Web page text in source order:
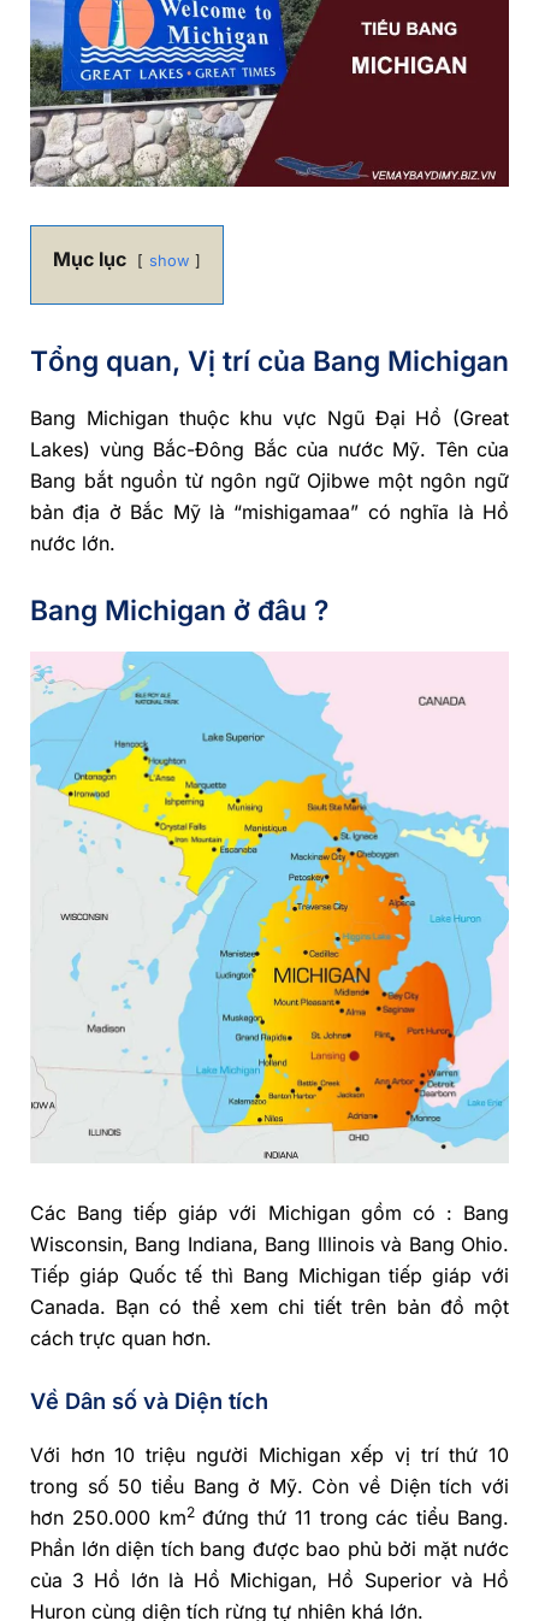
Mục lục show
Tổng quan, Vị trí của Bang Michigan
Bang Michigan thuộc khu vực Ngũ Đại Hồ (Great
Lakes) vùng Bắc-Đông Bắc của nước Mỹ. Tên của
Bang bắt nguồn từ ngôn ngữ Ojibwe một ngôn ngữ
bản địa ở Bắc Mỹ là “mishigamaa” có nghĩa là Hồ
nước lớn.
Bang Michigan ở đâu ?
Các Bang tiếp giáp với Michigan gồm có : Bang
Wisconsin, Bang Indiana, Bang Illinois và Bang Ohio.
Tiếp giáp Quốc tế thì Bang Michigan tiếp giáp với
Canada. Bạn có thể xem chi tiết trên bản đồ một
cách trực quan hơn.
Về Dân số và Diện tích
Với hơn 10 triệu người Michigan xếp vị trí thứ 10
trong số 50 tiểu Bang ở Mỹ. Còn về Diện tích với
hơn 250.000 km2đứng thứ 11 trong các tiểu Bang.
Phần lớn diện tích bang được bao phủ bởi mặt nước
của 3 Hồ lớn là Hồ Michigan, Hồ Superior và Hồ
Huron cùng diện tích rừng tự nhiên khá lớn.